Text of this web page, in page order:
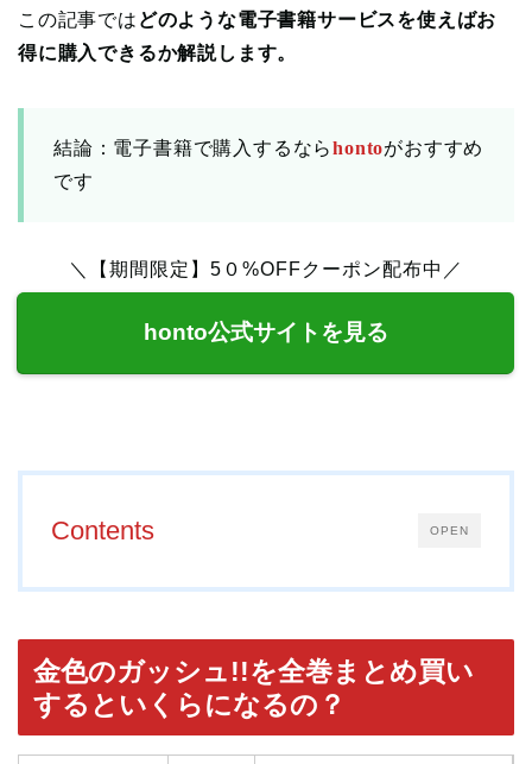
この記事では どのような電子書籍サービスを使えばお
得に購入できるか解説します。
結論：電子書籍で購入するならhontoがおすすめ
です
＼【期間限定】5０%OFFクーポン配布中／
honto公式サイトを見る
OPEN
Contents
金色のガッシュ!!を全巻まとめ買い
するといくらになるの？